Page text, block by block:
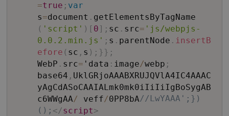
=true ; var
s=document . getElementsByTagName
( 'script' ) [ 0 ] ; sc . src= 'js/webpjs-
0.0.2.min.js' ; s . parentNode . insertB
efore ( sc , s ) ; } } ;
WebP . src= 'data : image/webp ;
base64 , UklGRjoAAABXRUJQVlA4IC4AAAC
yAgCdASoCAAIALmk0mk0iIiIiIgBoSygAB
c6WWgAA/ veff/0PP8bA//LwYAAA';})
(); </script>